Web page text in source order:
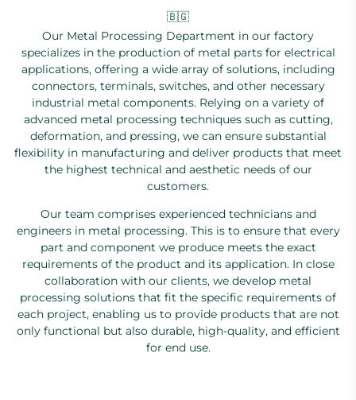
🇧🇬
Our Metal Processing Department in our factory
specializes in the production of metal parts for electrical
applications, offering a wide array of solutions, including
connectors, terminals, switches, and other necessary
industrial metal components. Relying on a variety of
advanced metal processing techniques such as cutting,
deformation, and pressing, we can ensure substantial
flexibility in manufacturing and deliver products that meet
the highest technical and aesthetic needs of our
customers.
Our team comprises experienced technicians and
engineers in metal processing. This is to ensure that every
part and component we produce meets the exact
requirements of the product and its application. In close
collaboration with our clients, we develop metal
processing solutions that fit the specific requirements of
each project, enabling us to provide products that are not
only functional but also durable, high-quality, and efficient
for end use.